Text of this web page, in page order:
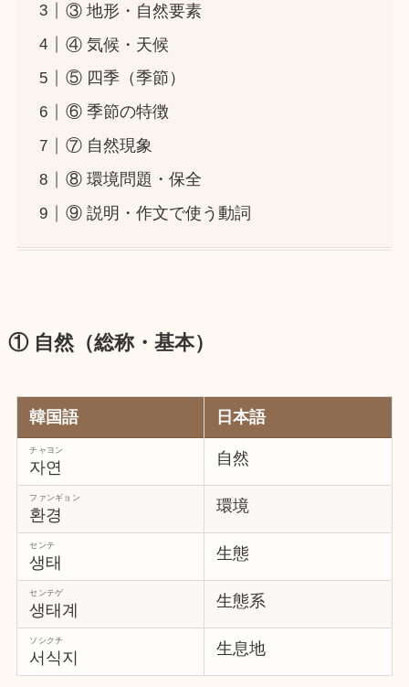
③ 地形・自然要素
④ 気候・天候
⑤ 四季（季節）
⑥ 季節の特徴
⑦ 自然現象
⑧ 環境問題・保全
⑨ 説明・作文で使う動詞
① 自然（総称・基本）
韓国語 日本語
자연
チャヨン 自然
환경
ファンギョン 環境
생태
センテ 生態
생태계
センテゲ 生態系
서식지
ソシクチ 生息地